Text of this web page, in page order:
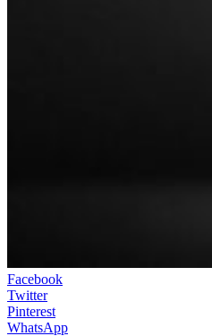
Facebook
Twitter
Pinterest
WhatsApp